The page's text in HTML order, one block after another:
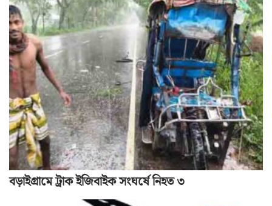
বড়াইগ্রামে ট্রাক ইজিবাইক সংঘর্ষে নিহত ৩